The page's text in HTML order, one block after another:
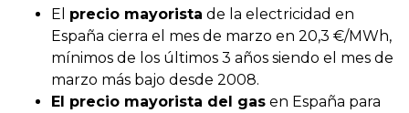
El precio mayorista de la electricidad en
España cierra el mes de marzo en 20,3 €/MWh,
mínimos de los últimos 3 años siendo el mes de
marzo más bajo desde 2008.
El precio mayorista del gas en España para